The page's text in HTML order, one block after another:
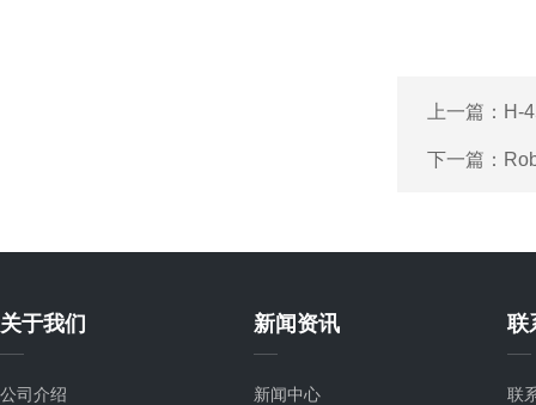
上一篇： H-
下一篇：
关于我们
公司介绍
新闻资讯
新闻中心
联
联